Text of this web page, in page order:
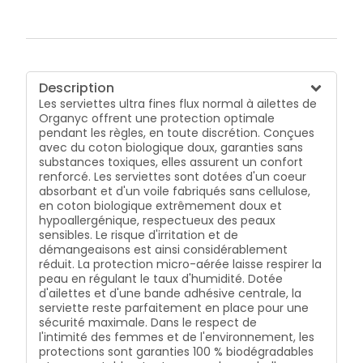
Description
Les serviettes ultra fines flux normal à ailettes de
Organyc offrent une protection optimale
pendant les règles, en toute discrétion. Conçues
avec du coton biologique doux, garanties sans
substances toxiques, elles assurent un confort
renforcé. Les serviettes sont dotées d'un coeur
absorbant et d'un voile fabriqués sans cellulose,
en coton biologique extrêmement doux et
hypoallergénique, respectueux des peaux
sensibles. Le risque d'irritation et de
démangeaisons est ainsi considérablement
réduit. La protection micro-aérée laisse respirer la
peau en régulant le taux d'humidité. Dotée
d'ailettes et d'une bande adhésive centrale, la
serviette reste parfaitement en place pour une
sécurité maximale. Dans le respect de
l'intimité des femmes et de l'environnement, les
protections sont garanties 100 % biodégradables